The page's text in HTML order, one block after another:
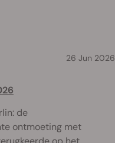
26 Jun 2026
de
ontmoeting met